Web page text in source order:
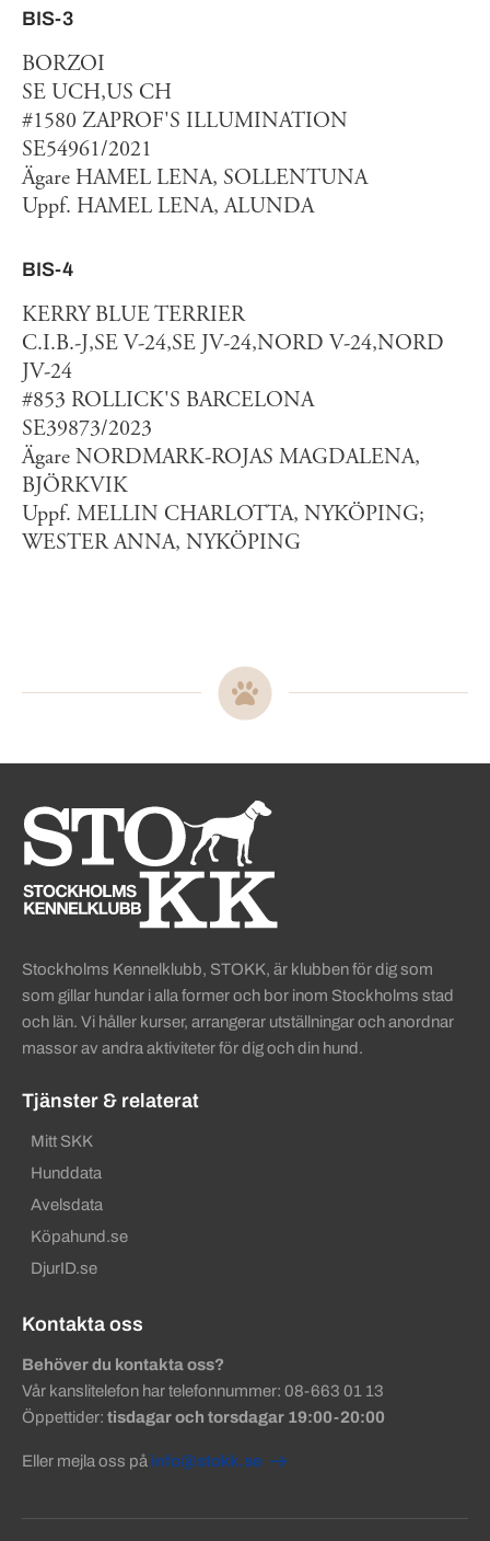
BIS-3
BORZOI
SE UCH,US CH
#1580 ZAPROF'S ILLUMINATION
SE54961/2021
Ägare HAMEL LENA, SOLLENTUNA
Uppf. HAMEL LENA, ALUNDA
BIS-4
KERRY BLUE TERRIER
C.I.B.-J,SE V-24,SE JV-24,NORD V-24,NORD
JV-24
#853 ROLLICK'S BARCELONA
SE39873/2023
Ägare NORDMARK-ROJAS MAGDALENA,
BJÖRKVIK
Uppf. MELLIN CHARLOTTA, NYKÖPING;
WESTER ANNA, NYKÖPING
Sidinformation och
Köpa hund startsida
Stockholms Kennelklubb, STOKK, är klubben för dig som
som gillar hundar i alla former och bor inom Stockholms stad
och län. Vi håller kurser, arrangerar utställningar och anordnar
massor av andra aktiviteter för dig och din hund.
Tjänster & relaterat
Mitt SKK
Hunddata
Avelsdata
Köpahund.se
DjurID.se
Kontakta oss
Behöver du kontakta oss?
Vår kanslitelefon har telefonnummer: 08-663 01 13
Öppettider: tisdagar och torsdagar 19:00-20:00
Eller mejla oss på info@stokk.se